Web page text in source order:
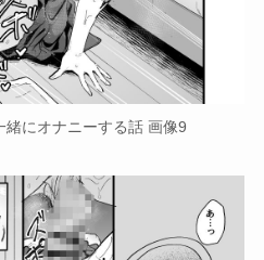
緒にオナニーする話 画像9